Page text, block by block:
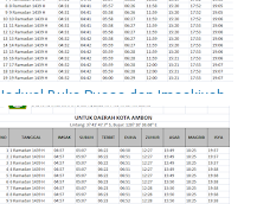
Jadwal Buka Puasa dan Imsakiyah
Kepulauan Selayar , 2018 / 1439 H